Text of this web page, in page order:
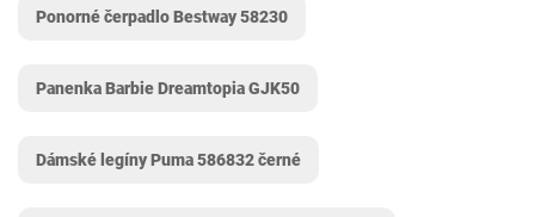
Ponorné čerpadlo Bestway 58230
Panenka Barbie ‎Dreamtopia GJK50
Dámské legíny Puma 586832 černé